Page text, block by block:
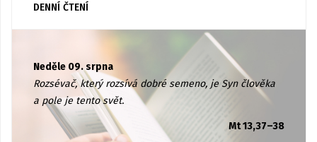
DENNÍ ČTENÍ
Neděle 09. srpna
Rozsévač, který rozsívá dobré semeno, je Syn člověka
a pole je tento svět.
Mt 13,37–38